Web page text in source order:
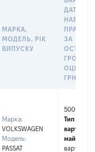
МАРКА,
МОДЕЛЬ, РІК
ВИПУСКУ
ДАТУ
НАБУТТЯ
ПРАВА
ЗА
ГРН
Марка:
VOLKSWAGEN
Модель:
PASSAT
50000
Тип
вартості
майна:
вартість